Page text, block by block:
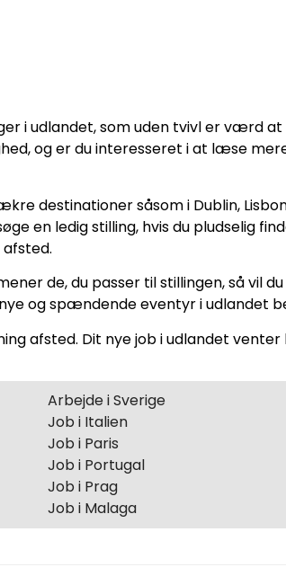
i udlandet, som uden tvivl er værd
og er du interesseret i at læse
destinationer såsom i Dublin,
en ledig stilling, hvis du pludselig
de, du passer til stillingen, så vil
og spændende eventyr i udlandet
afsted. Dit nye job i udlandet
Arbejde i Sverige
Job i Italien
Job i Paris
Job i Portugal
Job i Prag
Job i Malaga